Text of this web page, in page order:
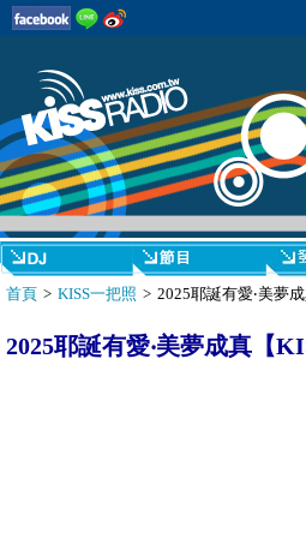
首頁 > KISS一把照 > 2025耶誕有愛‧美夢
2025耶誕有愛‧美夢成真【